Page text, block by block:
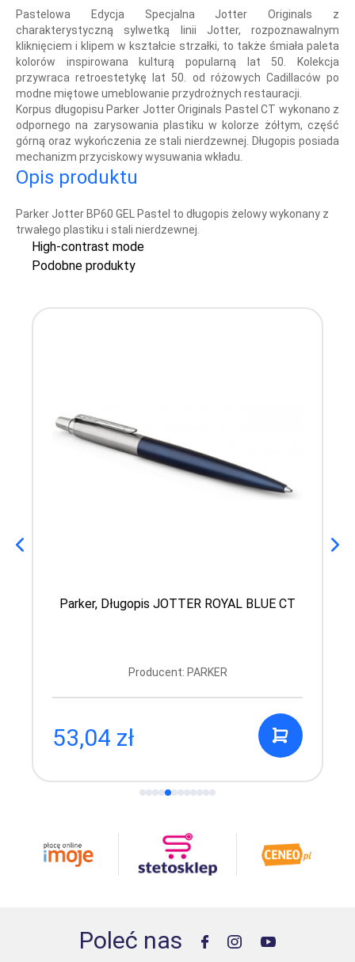
Pastelowa Edycja Specjalna Jotter Originals z
charakterystyczną sylwetką linii Jotter, rozpoznawalnym
kliknięciem i klipem w kształcie strzałki, to także śmiała paleta
kolorów inspirowana kulturą popularną lat 50. Kolekcja
przywraca retroestetykę lat 50. od różowych Cadillaców po
modne miętowe umeblowanie przydrożnych restauracji.
Korpus długopisu Parker Jotter Originals Pastel CT wykonano z
odpornego na zarysowania plastiku w kolorze żółtym, część
górną oraz wykończenia ze stali nierdzewnej. Długopis posiada
mechanizm przyciskowy wysuwania wkładu.
Opis produktu
Parker Jotter BP60 GEL Pastel to długopis żelowy wykonany z
trwałego plastiku i stali nierdzewnej.
High-contrast mode
Podobne produkty
Parker, Długopis JOTTER ROYAL BLUE CT
Producent: PARKER
53,04 zł
Poleć nas